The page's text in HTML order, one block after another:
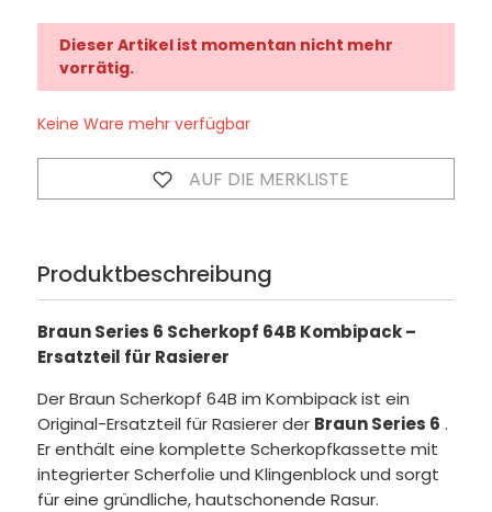
Dieser Artikel ist momentan nicht mehr
vorrätig.
Keine Ware mehr verfügbar
AUF DIE MERKLISTE
Produktbeschreibung
Braun Series 6 Scherkopf 64B Kombipack –
Ersatzteil für Rasierer
Der Braun Scherkopf 64B im Kombipack ist ein
Original-Ersatzteil für Rasierer der Braun Series 6 .
Er enthält eine komplette Scherkopfkassette mit
integrierter Scherfolie und Klingenblock und sorgt
für eine gründliche, hautschonende Rasur.